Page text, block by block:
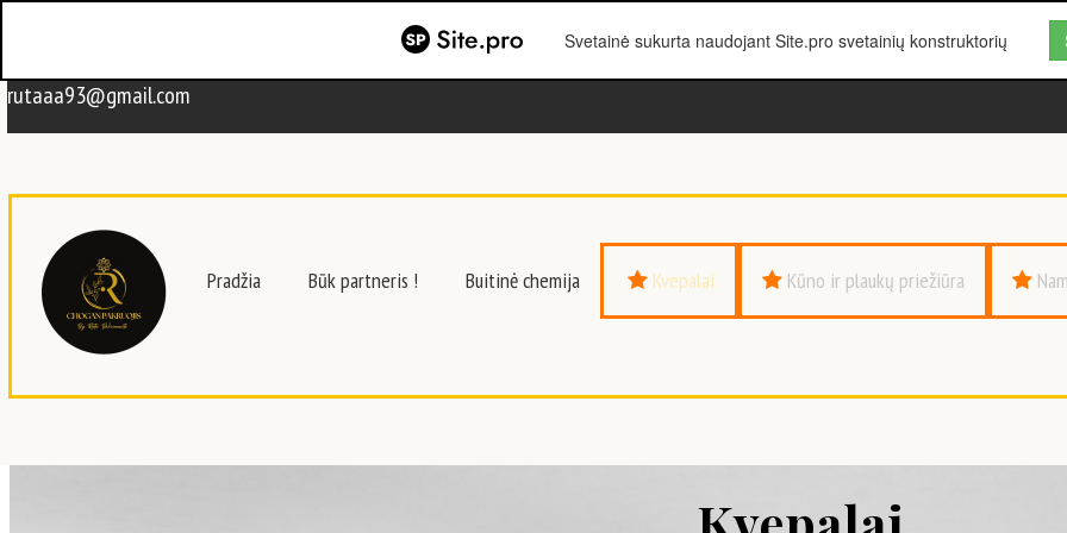
Svetainė sukurta naudojant Site.pro svetainių konstruktorių
rutaaa93@gmail.com
Pradžia Būk partneris ! Buitinė chemija Kvepalai Kūno ir plaukų priežiūra